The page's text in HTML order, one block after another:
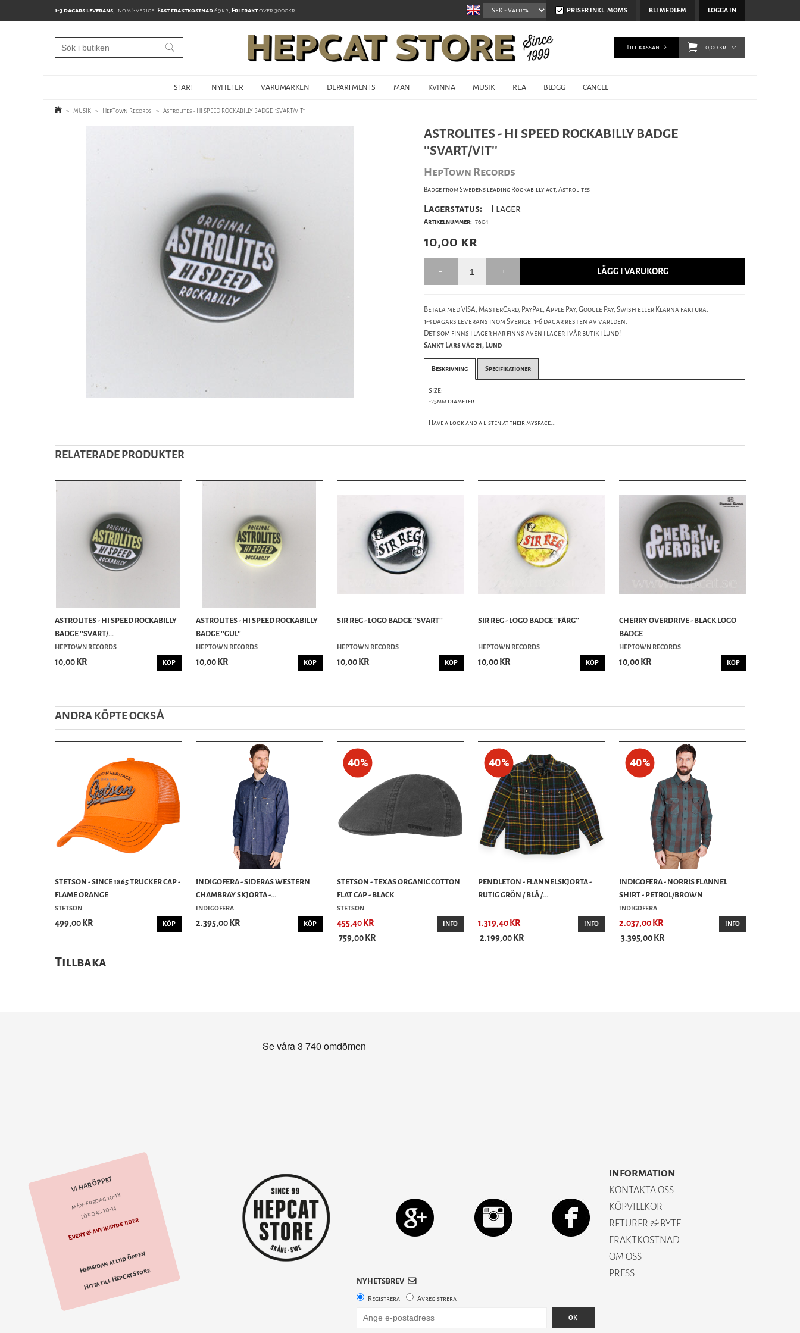
1-3 dagars leverans, Inom Sverige: Fast fraktkostnad69kr, Fri fraktöver 3000kr BLI MEDLEM LOGGA IN
PRISER INKL. MOMS
START NYHETER VARUMÄRKEN DEPARTMENTS MAN KVINNA MUSIK REA BLOGG CANCEL
Till kassan 0,00 kr
> MUSIK > HepTown Records > Astrolites - HI SPEED ROCKABILLY BADGE ''SVART/VIT''
ASTROLITES - HI SPEED ROCKABILLY BADGE
''SVART/VIT''
HepTown Records
Badge from Swedens leading Rockabilly act, Astrolites.
Lagerstatus: I lager
Artikelnummer: 7604
10,00 kr
LÄGG I VARUKORG
Betala med VISA, MasterCard, PayPal, Apple Pay, Google Pay, Swish eller Klarna faktura.
1-3 dagars leverans inom Sverige. 1-6 dagar resten av världen.
Det som finns i lager här finns även i lager i vår butik i Lund!
Sankt Lars väg 21, Lund
Beskrivning Specifikationer
SIZE:
-25mm diameter
Have a look and a listen at their myspace...
RELATERADE PRODUKTER
ASTROLITES - HI SPEED ROCKABILLY
BADGE ''SVART/...
HEPTOWN RECORDS
10,00 KR KÖP
ASTROLITES - HI SPEED ROCKABILLY
BADGE ''GUL''
HEPTOWN RECORDS
10,00 KR KÖP
SIR REG - LOGO BADGE ''SVART''
HEPTOWN RECORDS
10,00 KR KÖP
SIR REG - LOGO BADGE ''FÄRG''
HEPTOWN RECORDS
10,00 KR KÖP
CHERRY OVERDRIVE - BLACK LOGO
BADGE
HEPTOWN RECORDS
10,00 KR KÖP
ANDRA KÖPTE OCKSȦ
STETSON - SINCE 1865 TRUCKER CAP -
FLAME ORANGE
STETSON
499,00 KR KÖP
INDIGOFERA - SIDERAS WESTERN
CHAMBRAY SKJORTA -...
INDIGOFERA
2.395,00 KR KÖP
40%
STETSON - TEXAS ORGANIC COTTON
FLAT CAP - BLACK
STETSON
455,40 KR
759,00 KR
INFO
40%
PENDLETON - FLANNELSKJORTA -
RUTIG GRÖN / BLÅ /...
1.319,40 KR
2.199,00 KR
INFO
40%
INDIGOFERA - NORRIS FLANNEL
SHIRT - PETROL/BROWN
INDIGOFERA
2.037,00 KR
3.395,00 KR
INFO
Tillbaka
VI HAR ÖPPET
mån-fredag 10-18
lördag 10-14
Event & avvikande tider
Hemsidan alltid öppen
Hitta till HepCat Store
INFORMATION
KONTAKTA OSS
KÖPVILLKOR
RETURER & BYTE
FRAKTKOSTNAD
OM OSS
PRESS
NYHETSBREV
Registrera Avregistrera
OK